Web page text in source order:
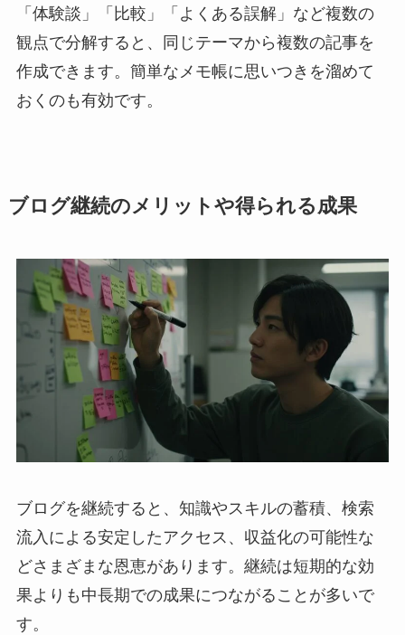
「体験談」「比較」「よくある誤解」など複数の
観点で分解すると、同じテーマから複数の記事を
作成できます。簡単なメモ帳に思いつきを溜めて
おくのも有効です。
ブログ継続のメリットや得られる成果
ブログを継続すると、知識やスキルの蓄積、検索
流入による安定したアクセス、収益化の可能性な
どさまざまな恩恵があります。継続は短期的な効
果よりも中長期での成果につながることが多いで
す。